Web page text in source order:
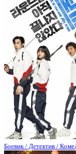
Боевик / Детектив /